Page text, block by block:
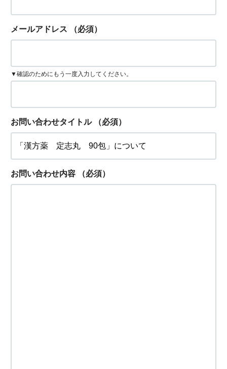
メールアドレス （必須）
▼確認のためにもう一度入力してください。
お問い合わせタイトル （必須）
お問い合わせ内容 （必須）